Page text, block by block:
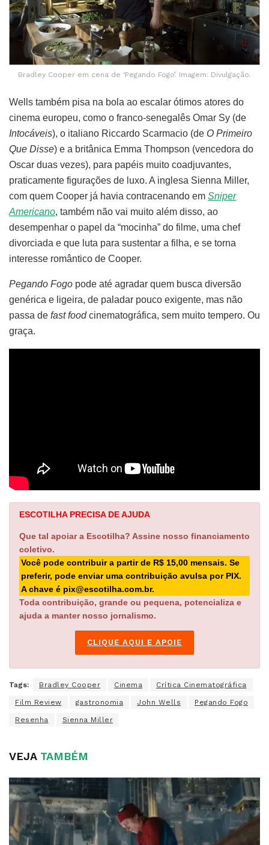
Bradley Cooper em cena de ‘Pegando Fogo’. Imagem: Divulgação.
Wells também pisa na bola ao escalar ótimos atores do
cinema europeu, como o franco-senegalês Omar Sy (de
Intocáveis), o italiano Riccardo Scarmacio (de O Primeiro
Que Disse) e a britânica Emma Thompson (vencedora do
Oscar duas vezes), para papéis muito coadjuvantes,
praticamente figurações de luxo. A inglesa Sienna Miller,
com quem Cooper já havia contracenando em Sniper
Americano, também não vai muito além disso, ao
desempenhar o papel da “mocinha” do filme, uma chef
divorciada e que luta para sustentar a filha, e se torna
interesse romântico de Cooper.
Pegando Fogo pode até agradar quem busca diversão
genérica e ligeira, de paladar pouco exigente, mas não
passa de fast foodcinematográfica, sem muito tempero. Ou
graça.
ESCOTILHA PRECISA DE AJUDA
Que tal apoiar a Escotilha? Assine nosso financiamento
coletivo.
Você pode contribuir a partir de R$ 15,00 mensais. Se
preferir, pode enviar uma contribuição avulsa por PIX.
A chave é pix@escotilha.com.br.
Toda contribuição, grande ou pequena, potencializa e
ajuda a manter nosso jornalismo.
CLIQUE AQUI E APOIE
Tags: Bradley Cooper Cinema Crítica Cinematográfica
Film Review gastronomia John Wells Pegando Fogo
Resenha Sienna Miller
VEJATAMBÉM